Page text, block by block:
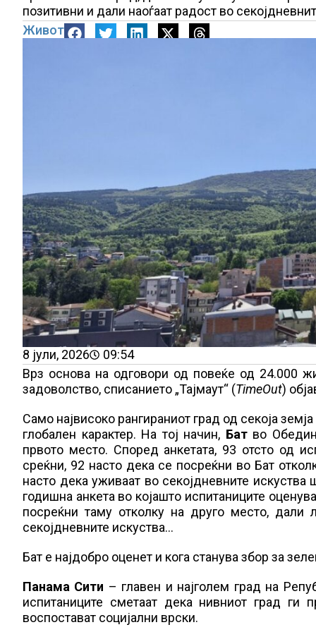
позитивни и дали наоѓаат радост во
Живот
8 јули, 2026
09:54
Врз основа на одговори од повеќе од 24.000
задоволство, списанието „Тајмаут“ (TimeOut)
Само највисоко рангираниот град од секоја
глобален карактер. На тој начин, Батво
првото место. Според анкетата, 93 отсто од
среќни, 92 насто дека се посреќни во Бат
насто дека уживаат во секојдневните
годишна анкета во којашто испитаниците
посреќни таму отколку на друго место, дали
секојдневните искуства…
Бат е најдобро оценет и кога станува збор за
Панама Сити – главен и најголем град на
испитаниците сметаат дека нивниот град
воспостават социјални врски.